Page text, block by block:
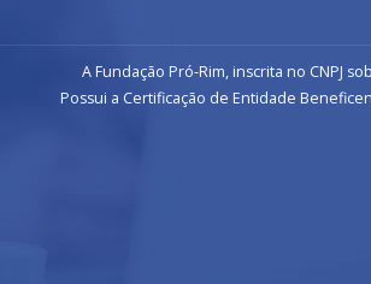
A Fundação Pró-Rim, inscrita no CNPJ
Possui a Certificação de Entidade